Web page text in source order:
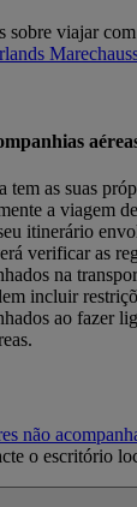
sobre viajar
tem as suas
a viagem
itinerário
verificar as
na
incluir
ao fazer
não
o escritório